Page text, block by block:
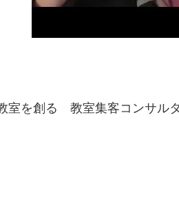
室を創る 教室集客コンサル